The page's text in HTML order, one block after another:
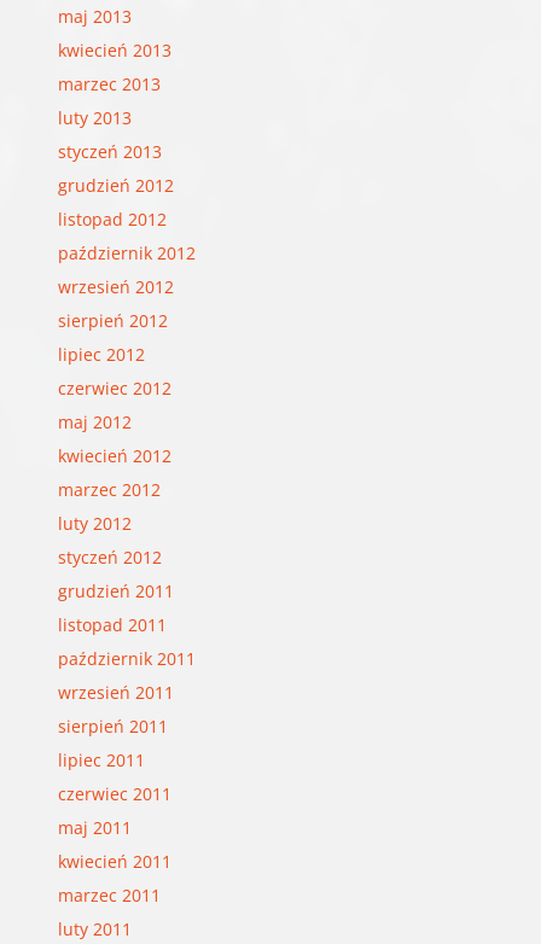
maj 2013
kwiecień 2013
marzec 2013
luty 2013
styczeń 2013
grudzień 2012
listopad 2012
październik 2012
wrzesień 2012
sierpień 2012
lipiec 2012
czerwiec 2012
maj 2012
kwiecień 2012
marzec 2012
luty 2012
styczeń 2012
grudzień 2011
listopad 2011
październik 2011
wrzesień 2011
sierpień 2011
lipiec 2011
czerwiec 2011
maj 2011
kwiecień 2011
marzec 2011
luty 2011